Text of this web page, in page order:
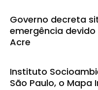
Governo decreta
emergência
Acre
Instituto
São Paulo, o Mapa